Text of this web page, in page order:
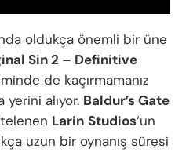
oldukça önemli bir üne
Sin 2 – Definitive
de kaçırmamanız
yerini alıyor. Baldur’s Gate
Larin Studios‘un
uzun bir oynanış süresi